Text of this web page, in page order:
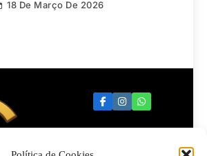
18 De Março De 2026